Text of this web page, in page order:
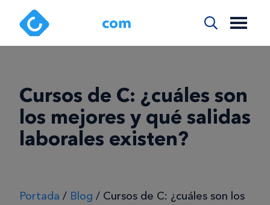
Cursos de C: ¿cuáles son
los mejores y qué salidas
laborales existen?
Portada / Blog / Cursos de C: ¿cuáles son los